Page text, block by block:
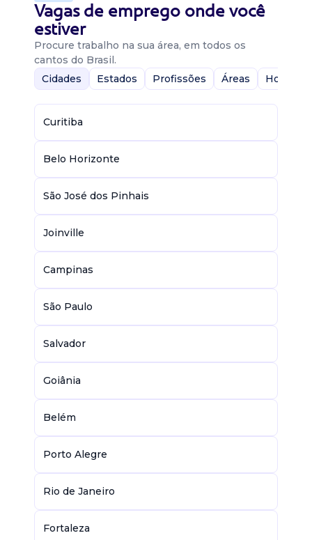
Vagas de emprego onde você
estiver
Procure trabalho na sua área, em todos os
cantos do Brasil.
Cidades
Estados Profissões Áreas Home-
Curitiba
Belo Horizonte
São José dos Pinhais
Joinville
Campinas
São Paulo
Salvador
Goiânia
Belém
Porto Alegre
Rio de Janeiro
Fortaleza